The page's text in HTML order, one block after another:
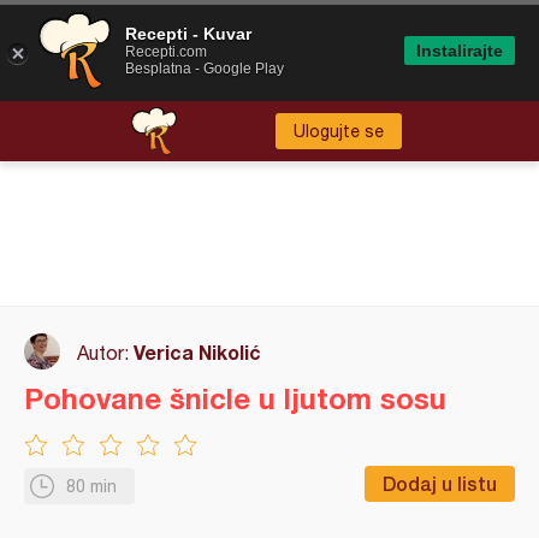
Ulogujte se
Autor: Verica Nikolić
80 min Dodaj u listu
Pohovane šnicle u ljutom sosu
Recepti - Kuvar
Recepti.com
Besplatna - Google Play
Instalirajte